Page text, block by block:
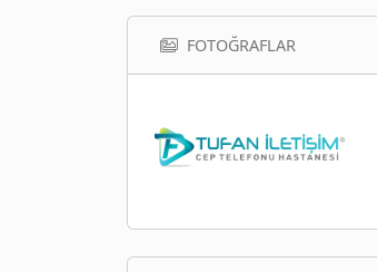
FOTOĞRAFLAR